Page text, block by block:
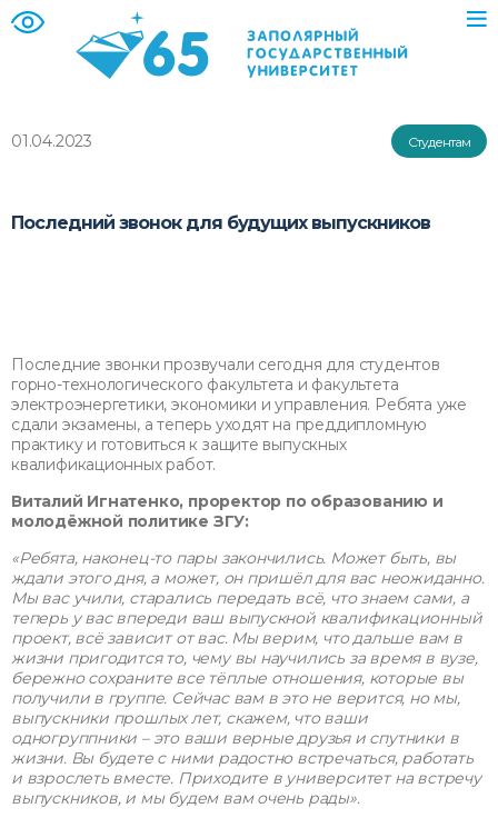
01.04.2023 Студентам
Последний звонок для будущих выпускников
Последние звонки прозвучали сегодня для студентов
горно-технологического факультета и факультета
электроэнергетики, экономики и управления. Ребята уже
сдали экзамены, а теперь уходят на преддипломную
практику и готовиться к защите выпускных
квалификационных работ.
Виталий Игнатенко, проректор по образованию и
молодёжной политике ЗГУ:
«Ребята, наконец-то пары закончились. Может быть, вы
ждали этого дня, а может, он пришёл для вас неожиданно.
Мы вас учили, старались передать всё, что знаем сами, а
теперь у вас впереди ваш выпускной квалификационный
проект, всё зависит от вас. Мы верим, что дальше вам в
жизни пригодится то, чему вы научились за время в вузе,
бережно сохраните все тёплые отношения, которые вы
получили в группе. Сейчас вам в это не верится, но мы,
выпускники прошлых лет, скажем, что ваши
одногруппники – это ваши верные друзья и спутники в
жизни. Вы будете с ними радостно встречаться, работать
и взрослеть вместе. Приходите в университет на встречу
выпускников, и мы будем вам очень рады».